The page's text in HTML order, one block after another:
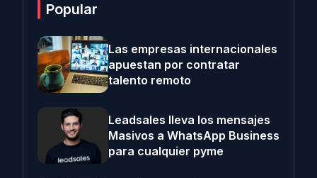
Popular
Las empresas internacionales
apuestan por contratar
talento remoto
Leadsales lleva los mensajes
Masivos a WhatsApp Business
para cualquier pyme